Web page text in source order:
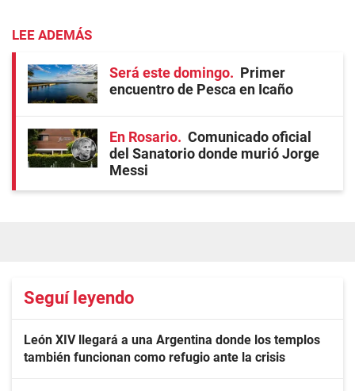
LEE ADEMÁS
Será este domingo
Primer
encuentro de Pesca en Icaño
En Rosario
Comunicado oficial
del Sanatorio donde murió Jorge
Messi
Seguí leyendo
León XIV llegará a una Argentina donde los templos
también funcionan como refugio ante la crisis